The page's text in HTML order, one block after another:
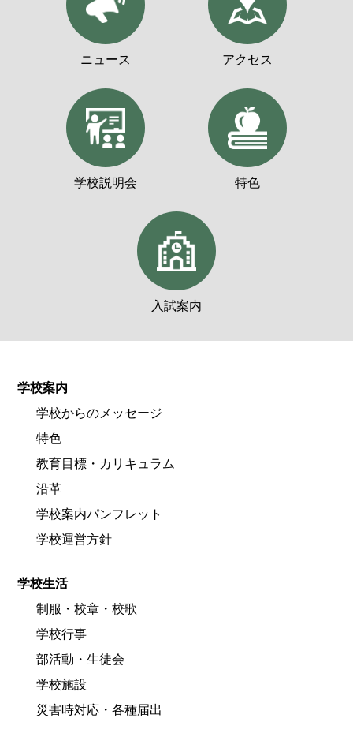
ニュース アクセス
学校説明会 特色
入試案内
学校案内
学校からのメッセージ
特色
教育目標・カリキュラム
沿革
学校案内パンフレット
学校運営方針
学校生活
制服・校章・校歌
学校行事
部活動・生徒会
学校施設
災害時対応・各種届出